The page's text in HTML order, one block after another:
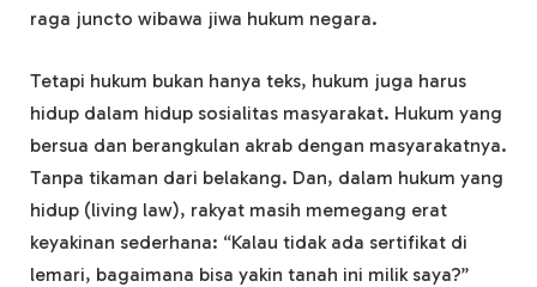
raga juncto wibawa jiwa hukum negara.
Tetapi hukum bukan hanya teks, hukum juga harus
hidup dalam hidup sosialitas masyarakat. Hukum yang
bersua dan berangkulan akrab dengan masyarakatnya.
Tanpa tikaman dari belakang. Dan, dalam hukum yang
hidup (living law), rakyat masih memegang erat
keyakinan sederhana: “Kalau tidak ada sertifikat di
lemari, bagaimana bisa yakin tanah ini milik saya?”